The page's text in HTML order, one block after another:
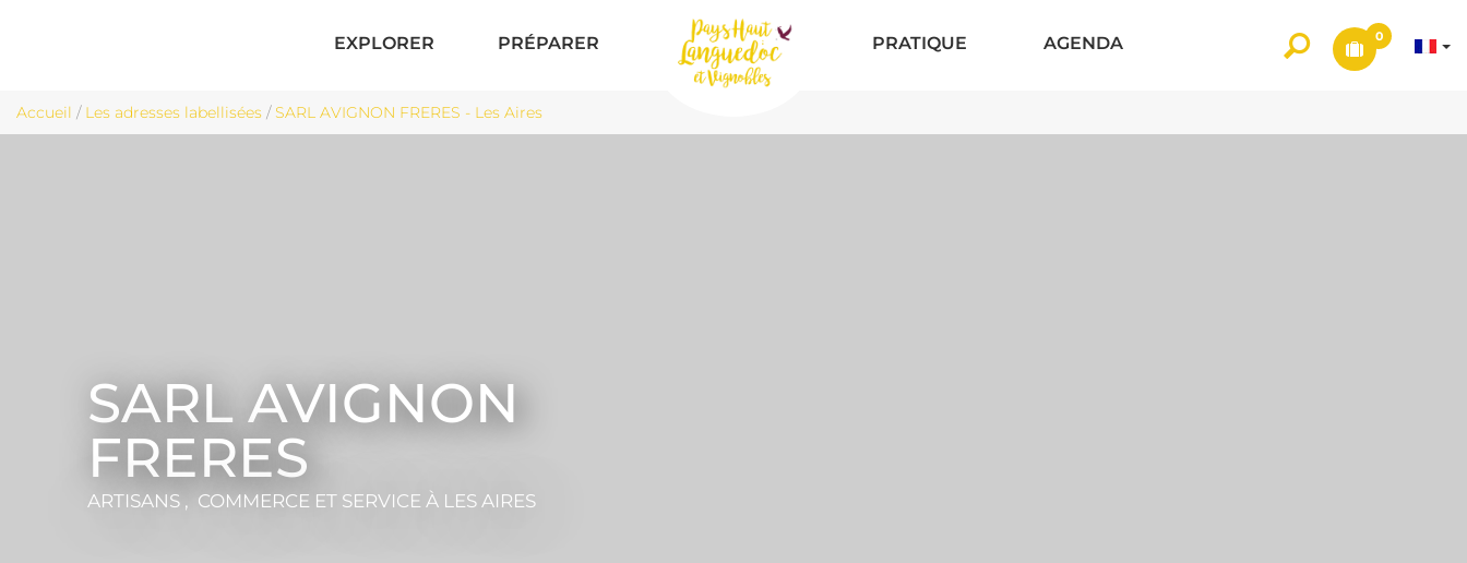
EXPLORER PRÉPARER PRATIQUE AGENDA 0
Accueil / Les adresses labellisées /SARL AVIGNON FRERES - Les Aires
SARL AVIGNON
FRERES
ARTISANS , COMMERCE ET SERVICE À LES AIRES